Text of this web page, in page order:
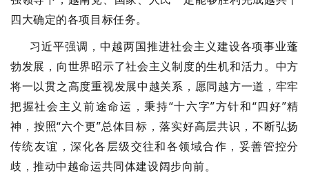
四大确定的各项目标任务。
习近平强调，中越两国推进社会主义建设各项事业蓬
勃发展，向世界昭示了社会主义制度的生机和活力。中方
将一以贯之高度重视发展中越关系，愿同越方一道，牢牢
把握社会主义前途命运，秉持“十六字”方针和“四好”精
神，按照“六个更”总体目标，落实好高层共识，不断弘扬
传统友谊，深化各层级交往和各领域合作，妥善管控分
歧，推动中越命运共同体建设阔步向前。